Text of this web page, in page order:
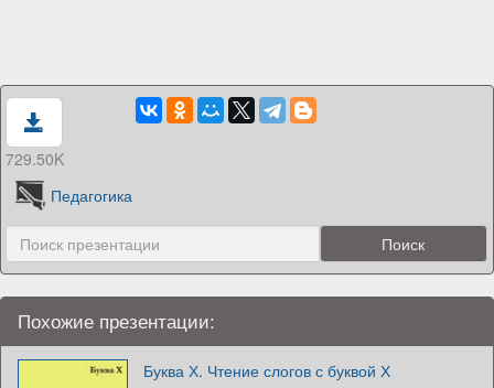
729.50K
Педагогика
Похожие презентации:
Буква Х. Чтение слогов с буквой Х